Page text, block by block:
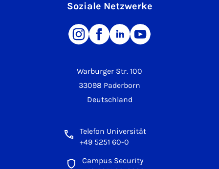
Warburger Str. 100
33098 Paderborn
Deutschland
Telefon Universität
+49 5251 60-0
Campus Security
Soziale Netzwerke